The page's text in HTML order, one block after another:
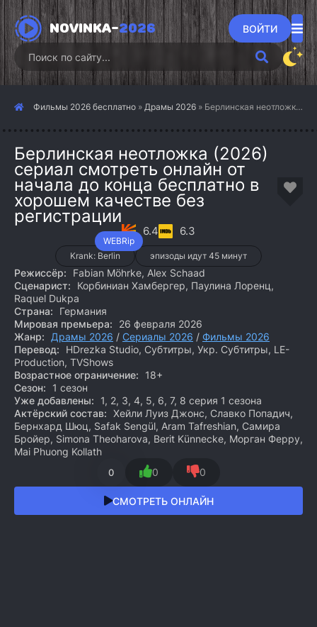
NOVINKA-2026 ВОЙТИ
Фильмы 2026 бесплатно » Драмы 2026 » Берлинская неотложка (2026)
Берлинская неотложка (2026)
сериал смотреть онлайн от
начала до конца бесплатно в
хорошем качестве без
регистрации
WEBRip
6.4 6.3
Krank: Berlin эпизоды идут 45 минут
Режиссёр:
Fabian Möhrke, Alex Schaad
Сценарист:
Корбиниан Хамбергер, Паулина Лоренц,
Raquel Dukpa
Страна:
Германия
Мировая премьера:
26 февраля 2026
Жанр:
Драмы 2026 / Сериалы 2026 / Фильмы 2026
Перевод:
HDrezka Studio, Субтитры, Укр. Субтитры, LE-
Production, TVShows
Возрастное ограничение:
18+
Сезон:
1 сезон
Уже добавлены:
1, 2, 3, 4, 5, 6, 7, 8 серия 1 сезона
Актёрский состав: Хейли Луиз Джонс, Славко Попадич,
Бернхард Шюц, Safak Sengül, Aram Tafreshian, Самира
Бройер, Simona Theoharova, Berit Künnecke, Морган Ферру,
Mai Phuong Kollath
0 0 0
СМОТРЕТЬ ОНЛАЙН